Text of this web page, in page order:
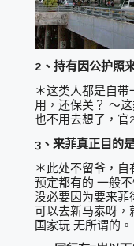
2、持有因公护照
＊这类人都是自
用，还保关？ ～
也不用去想了，官
3、来菲真正目的
＊此处不留爷，
预定都有的 一般
没必要因为要来菲
可以去新马泰呀，
国家玩 无所谓的。